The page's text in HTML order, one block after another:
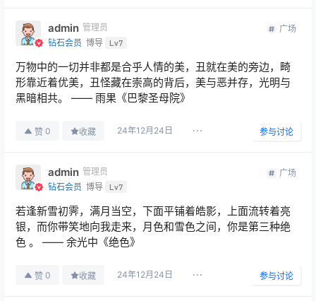
admin 管理员
钻石会员 博导 Lv7
广场
万物中的一切并非都是合乎人情的美，丑就在美的旁边，畸
形靠近着优美，丑怪藏在崇高的背后，美与恶并存，光明与
黑暗相共。 —— 雨果《巴黎圣母院》
赞 0 收藏 24年12月24日 参与讨论
admin 管理员
钻石会员 博导 Lv7
广场
若逢新雪初霁，满月当空，下面平铺着皓影，上面流转着亮
银，而你带笑地向我走来，月色和雪色之间，你是第三种绝
色 。 —— 余光中《绝色》
赞 0 收藏 24年12月24日 参与讨论